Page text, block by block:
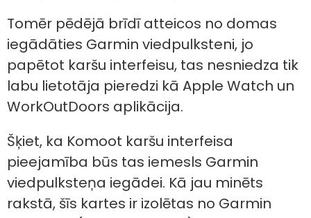
Tomēr pēdējā brīdī atteicos no domas
iegādāties Garmin viedpulksteni, jo
papētot karšu interfeisu, tas nesniedza tik
labu lietotāja pieredzi kā Apple Watch un
WorkOutDoors aplikācija.
Šķiet, ka Komoot karšu interfeisa
pieejamība būs tas iemesls Garmin
viedpulksteņa iegādei. Kā jau minēts
rakstā, šīs kartes ir izolētas no Garmin